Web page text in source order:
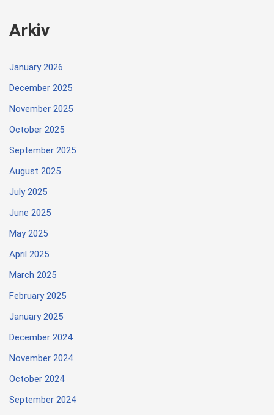
Arkiv
January 2026
December 2025
November 2025
October 2025
September 2025
August 2025
July 2025
June 2025
May 2025
April 2025
March 2025
February 2025
January 2025
December 2024
November 2024
October 2024
September 2024